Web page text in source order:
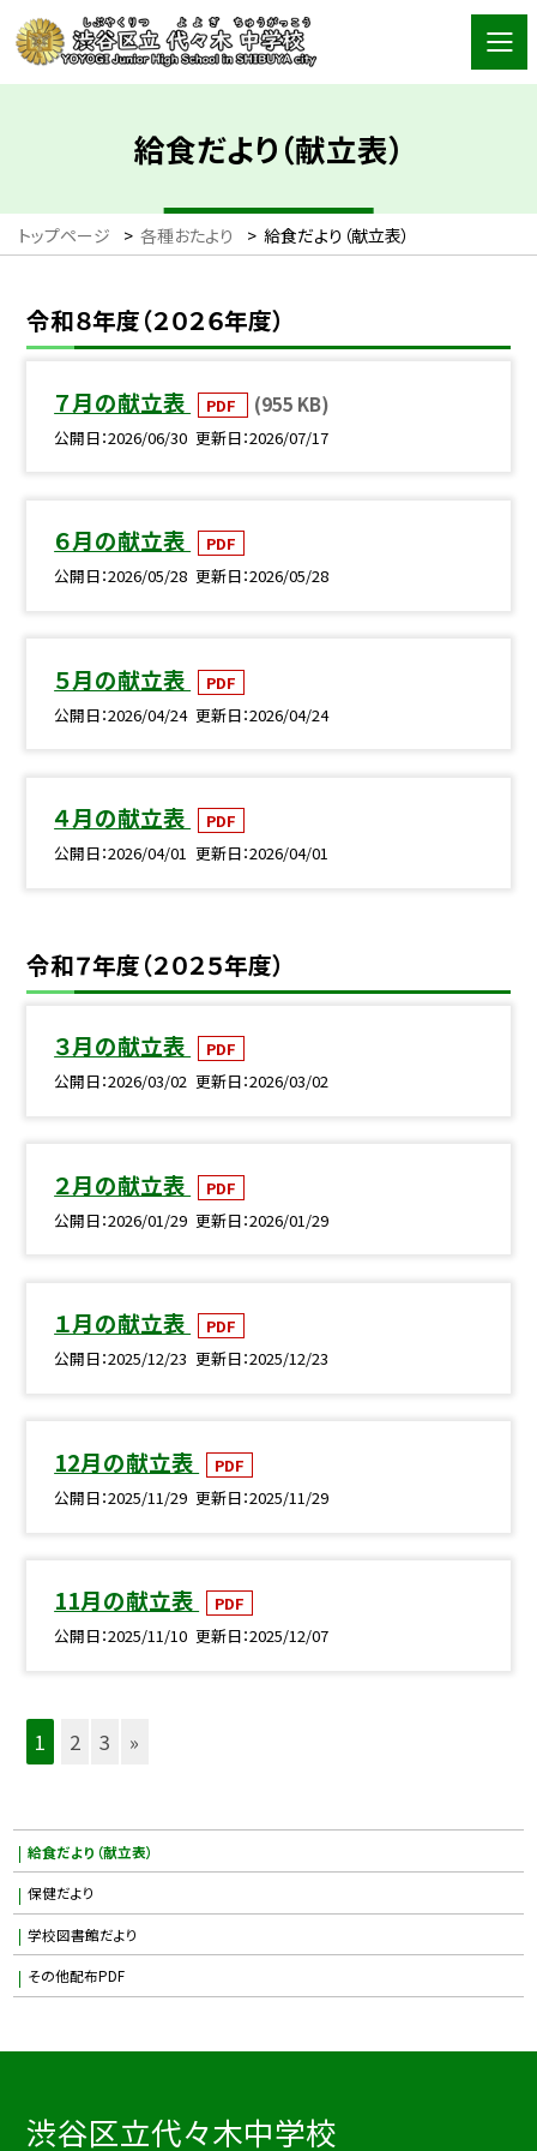
給食だより（献立表）
トップページ > 各種おたより > 給食だより（献立表）
令和８年度（２０２６年度）
７月の献立表 PDF (955 KB)
公開日 2026/06/30 更新日 2026/07/17
６月の献立表
PDF
公開日 2026/05/28 更新日 2026/05/28
５月の献立表
PDF
公開日 2026/04/24 更新日 2026/04/24
４月の献立表
PDF
公開日 2026/04/01 更新日 2026/04/01
令和７年度（２０２５年度）
３月の献立表
PDF
公開日 2026/03/02 更新日 2026/03/02
２月の献立表
PDF
公開日 2026/01/29 更新日 2026/01/29
１月の献立表
PDF
公開日 2025/12/23 更新日 2025/12/23
12月の献立表
PDF
公開日 2025/11/29 更新日 2025/11/29
11月の献立表
PDF
公開日 2025/11/10 更新日 2025/12/07
1 2 3 »
給食だより（献立表）
保健だより
学校図書館だより
その他配布PDF
渋谷区立代々木中学校